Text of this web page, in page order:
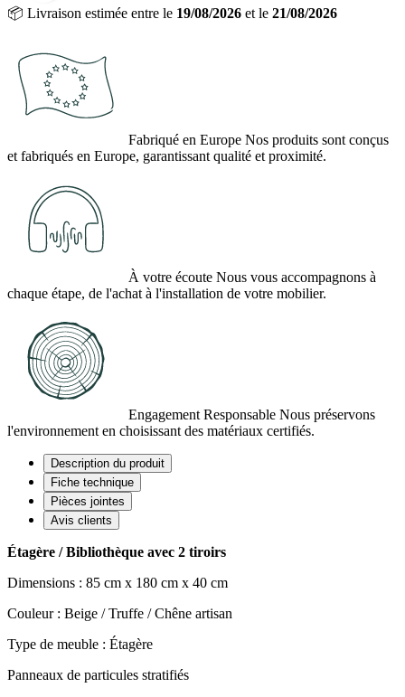
📦 Livraison estimée entre le 19/08/2026 et le 21/08/2026
Fabriqué en Europe Nos produits sont conçus
et fabriqués en Europe, garantissant qualité et proximité.
À votre écoute Nous vous accompagnons à
chaque étape, de l'achat à l'installation de votre mobilier.
Engagement Responsable Nous préservons
l'environnement en choisissant des matériaux certifiés.
Description du produit
Fiche technique
Pièces jointes
Avis clients
Étagère / Bibliothèque avec 2 tiroirs
Dimensions : 85 cm x 180 cm x 40 cm
Couleur : Beige / Truffe / Chêne artisan
Type de meuble : Étagère
Panneaux de particules stratifiés